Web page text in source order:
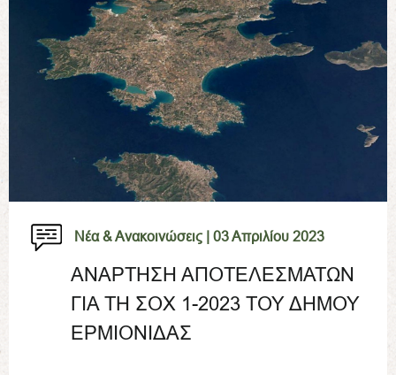
Νέα & Ανακοινώσεις | 03 Απριλίου 2023
ΑΝΑΡΤΗΣΗ ΑΠΟΤΕΛΕΣΜΑΤΩΝ
ΓΙΑ ΤΗ ΣΟΧ 1-2023 ΤΟΥ ΔΗΜΟΥ
ΕΡΜΙΟΝΙΔΑΣ